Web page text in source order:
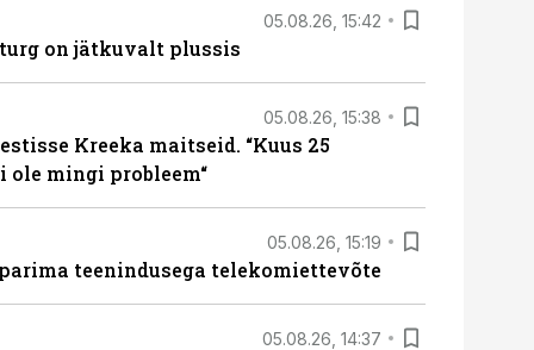
05.08.26, 15:42
on jätkuvalt plussis
05.08.26, 15:38
Kreeka maitseid. “Kuus 25
ole mingi probleem“
05.08.26, 15:19
teenindusega telekomiettevõte
05.08.26, 14:37